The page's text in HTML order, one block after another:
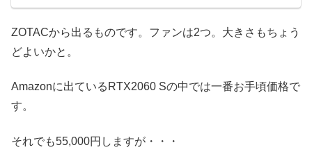
ZOTACから出るものです。ファンは2つ。大きさもちょう
どよいかと。
Amazonに出ているRTX2060 Sの中では一番お手頃価格で
す。
それでも55,000円しますが・・・